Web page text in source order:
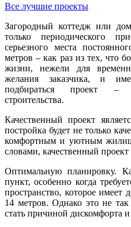
Все лучшие проекты
Загородный коттедж или
только периодического
серьезного места
метров – как раз из тех, что
жизни, нежели для
желания заказчика, и
подбираться проект –
строительства.
Качественный проект
постройка будет не только
комфортным и уютным
словами, качественный проект
Оптимальную планировку.
пункт, особенно когда
пространство, которое имеет
14 метров. Однако это не
стать причиной дискомфорта